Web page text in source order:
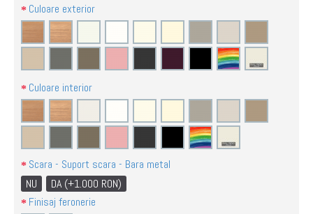
Culoare exterior
Culoare interior
Scara - Suport scara - Bara metal
NU
DA (+1.000 RON)
Finisaj feronerie